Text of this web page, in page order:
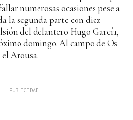
numerosas ocasiones pese a
la segunda parte con diez
del delantero Hugo García,
domingo. Al campo de Os
Arousa.